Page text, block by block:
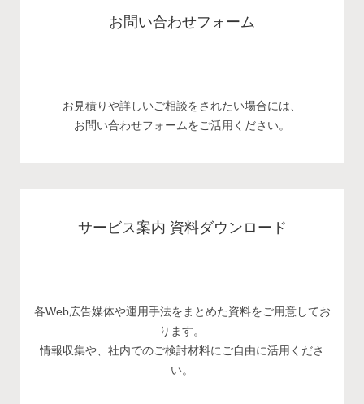
お問い合わせフォーム
お見積りや詳しいご相談をされたい場合には、
お問い合わせフォームをご活用ください。
サービス案内 資料ダウンロード
各Web広告媒体や運用手法をまとめた資料をご用意してお
ります。
情報収集や、社内でのご検討材料にご自由に活用くださ
い。